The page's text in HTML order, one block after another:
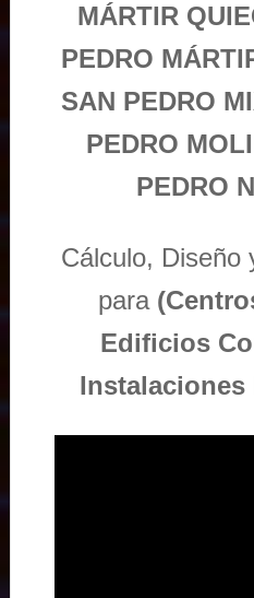
MÁRTIR
PEDRO
SAN PEDRO
PEDRO
PEDRO
Cálculo, Diseño
para
Edificios